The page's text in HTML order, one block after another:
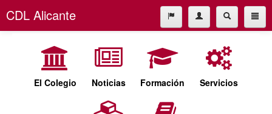
CDL Alicante
Formación
cdl@cdlalicante.org
El Colegio Noticias Formación Servicios